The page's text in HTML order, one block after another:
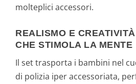
molteplici accessori.
REALISMO E
CHE STIMOLA LA MENTE
Il set trasporta i bambini nel
di polizia iper accessoriata,